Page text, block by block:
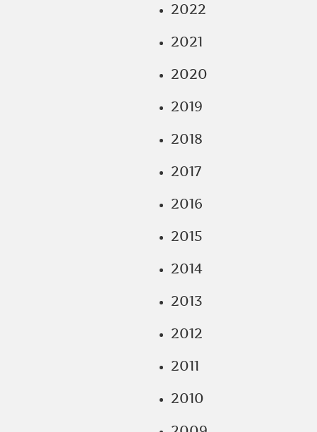
2022
2021
2020
2019
2018
2017
2016
2015
2014
2013
2012
2011
2010